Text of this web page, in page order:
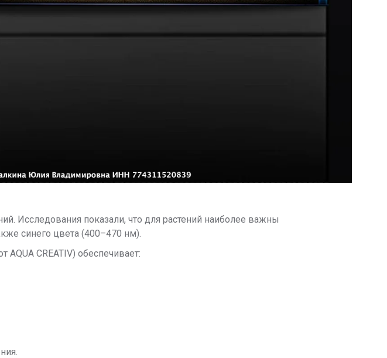
Исследования показали, что для растений наиболее важны
синего цвета (400–470 нм).
AQUA CREATIV) обеспечивает: